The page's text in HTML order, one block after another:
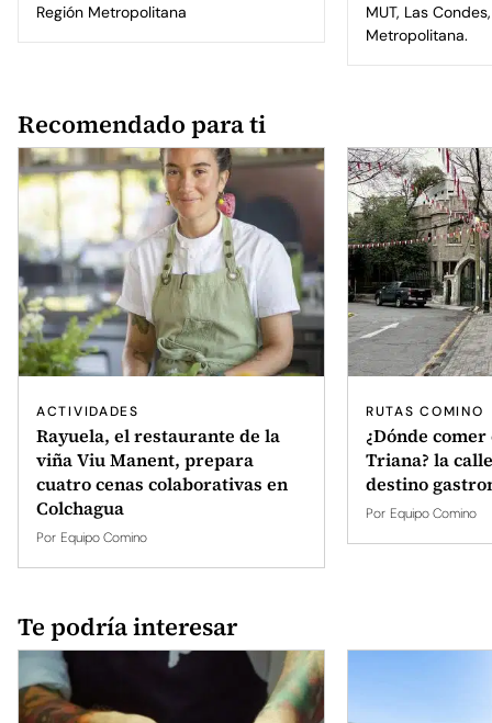
Región Metropolitana
MUT, Las
Metropolitana.
Recomendado para ti
ACTIVIDADES
Rayuela, el restaurante de la
viña Viu Manent, prepara
cuatro cenas colaborativas en
Colchagua
Por Equipo Comino
RUTAS COMINO
¿Dónde
Triana? la
destino
Por Equipo Comino
Te podría interesar